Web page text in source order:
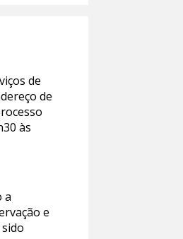
de
de
às
a
e